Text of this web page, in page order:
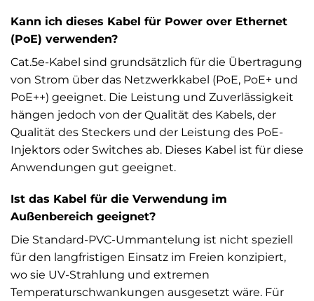
Kann ich dieses Kabel für Power over Ethernet
(PoE) verwenden?
Cat.5e-Kabel sind grundsätzlich für die Übertragung
von Strom über das Netzwerkkabel (PoE, PoE+ und
PoE++) geeignet. Die Leistung und Zuverlässigkeit
hängen jedoch von der Qualität des Kabels, der
Qualität des Steckers und der Leistung des PoE-
Injektors oder Switches ab. Dieses Kabel ist für diese
Anwendungen gut geeignet.
Ist das Kabel für die Verwendung im
Außenbereich geeignet?
Die Standard-PVC-Ummantelung ist nicht speziell
für den langfristigen Einsatz im Freien konzipiert,
wo sie UV-Strahlung und extremen
Temperaturschwankungen ausgesetzt wäre. Für